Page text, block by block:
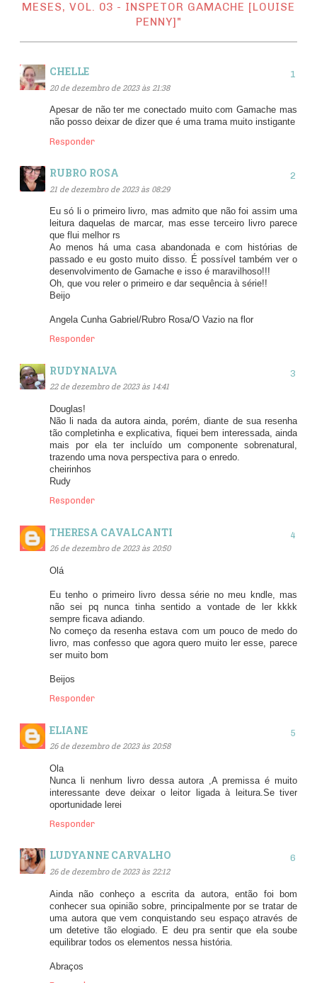
MESES, VOL. 03 - INSPETOR GAMACHE [LOUISE
PENNY]"
CHELLE
20 de dezembro de 2023 às 21:38
Apesar de não ter me conectado muito com Gamache mas
não posso deixar de dizer que é uma trama muito instigante
Responder
RUBRO ROSA
21 de dezembro de 2023 às 08:29
Eu só li o primeiro livro, mas admito que não foi assim uma
leitura daquelas de marcar, mas esse terceiro livro parece
que flui melhor rs
Ao menos há uma casa abandonada e com histórias de
passado e eu gosto muito disso. É possível também ver o
desenvolvimento de Gamache e isso é maravilhoso!!!
Oh, que vou reler o primeiro e dar sequência à série!!
Beijo
Angela Cunha Gabriel/Rubro Rosa/O Vazio na flor
Responder
RUDYNALVA
22 de dezembro de 2023 às 14:41
Douglas!
Não li nada da autora ainda, porém, diante de sua resenha
tão completinha e explicativa, fiquei bem interessada, ainda
mais por ela ter incluído um componente sobrenatural,
trazendo uma nova perspectiva para o enredo.
cheirinhos
Rudy
Responder
THERESA CAVALCANTI
26 de dezembro de 2023 às 20:50
Olá
Eu tenho o primeiro livro dessa série no meu kndle, mas
não sei pq nunca tinha sentido a vontade de ler kkkk
sempre ficava adiando.
No começo da resenha estava com um pouco de medo do
livro, mas confesso que agora quero muito ler esse, parece
ser muito bom
Beijos
Responder
ELIANE
26 de dezembro de 2023 às 20:58
Ola
Nunca li nenhum livro dessa autora ,A premissa é muito
interessante deve deixar o leitor ligada à leitura.Se tiver
oportunidade lerei
Responder
LUDYANNE CARVALHO
26 de dezembro de 2023 às 22:12
Ainda não conheço a escrita da autora, então foi bom
conhecer sua opinião sobre, principalmente por se tratar de
uma autora que vem conquistando seu espaço através de
um detetive tão elogiado. E deu pra sentir que ela soube
equilibrar todos os elementos nessa história.
Abraços